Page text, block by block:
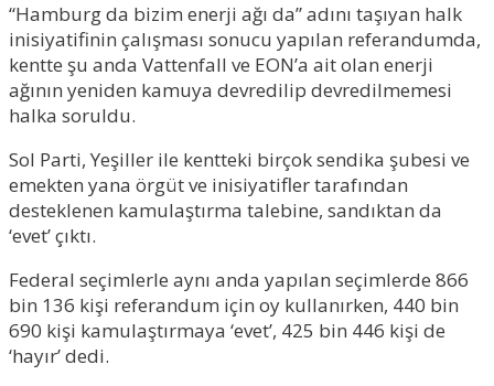
“Hamburg da bizim enerji ağı da” adını taşıyan halk
inisiyatifinin çalışması sonucu yapılan referandumda,
kentte şu anda Vattenfall ve EON’a ait olan enerji
ağının yeniden kamuya devredilip devredilmemesi
halka soruldu.
Sol Parti, Yeşiller ile kentteki birçok sendika şubesi ve
emekten yana örgüt ve inisiyatifler tarafından
desteklenen kamulaştırma talebine, sandıktan da
‘evet’ çıktı.
Federal seçimlerle aynı anda yapılan seçimlerde 866
bin 136 kişi referandum için oy kullanırken, 440 bin
690 kişi kamulaştırmaya ‘evet’, 425 bin 446 kişi de
‘hayır’ dedi.